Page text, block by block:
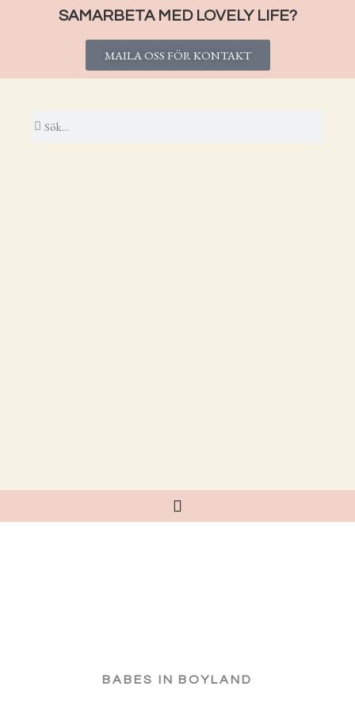
SAMARBETA MED LOVELY LIFE?
MAILA OSS FÖR KONTAKT
BABES IN BOYLAND